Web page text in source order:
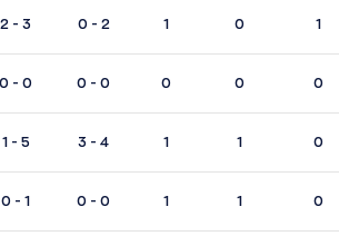
2 - 3 0 - 2 1 0 1
0 - 0 0 - 0 0 0 0
1 - 5 3 - 4 1 1 0
0 - 1 0 - 0 1 1 0